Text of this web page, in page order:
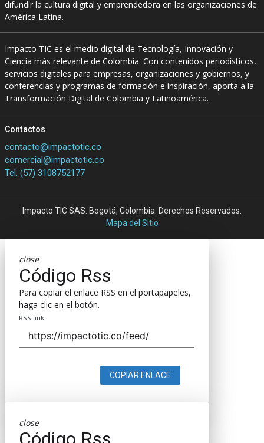
difundir la cultura digital y emprendedora en las organizaciones de
América Latina.
Impacto TIC es el medio digital de Tecnología, Innovación y
Ciencia más relevante de Colombia. Con contenidos periodísticos,
servicios digitales para empresas, organizaciones y gobiernos, y
conferencias y programas de formación e inspiración, aporta a la
Transformación Digital de Colombia y Latinoamérica.
Contactos
contacto@impactotic.co
comercial@impactotic.co
Tel. (57) 3108752177
Impacto TIC SAS. Bogotá, Colombia. Derechos Reservados.
Mapa del Sitio
close
Código Rss
Para copiar el enlace RSS en el portapapeles,
haga clic en el botón.
RSS link
COPIAR ENLACE
close